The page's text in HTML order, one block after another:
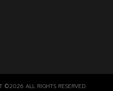
©2026 ALL RIGHTS RESERVED.